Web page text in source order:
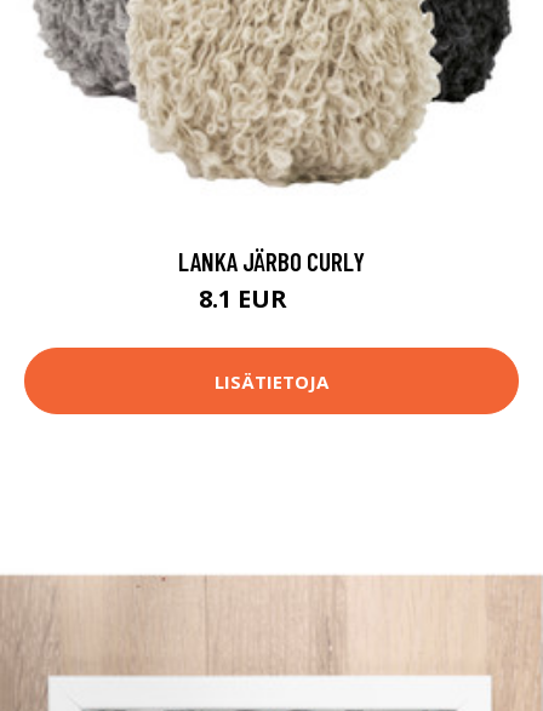
LANKA JÄRBO CURLY
8.1 EUR
LISÄTIETOJA